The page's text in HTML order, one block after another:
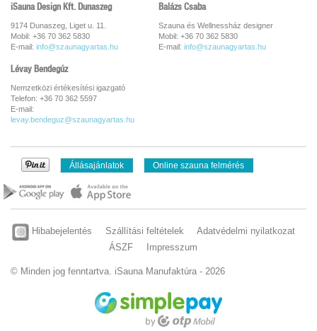
iSauna Design Kft. Dunaszeg
9174 Dunaszeg, Liget u. 11.
Mobil: +36 70 362 5830
E-mail: info@szaunagyartas.hu
Balázs Csaba
Szauna és Wellnessház designer
Mobil: +36 70 362 5830
E-mail: info@szaunagyartas.hu
Lévay Bendegúz
Nemzetközi értékesítési igazgató
Telefon: +36 70 362 5597
E-mail:
levay.bendeguz@szaunagyartas.hu
Állásajánlatok Online szauna felmérés
Hibabejelentés Szállítási feltételek
Adatvédelmi nyilatkozat
ÁSZF
Impresszum
© Minden jog fenntartva. iSauna Manufaktúra - 2026